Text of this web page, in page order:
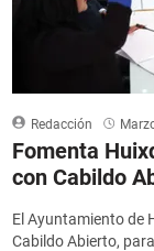
Redacción
Fomenta
con Cabildo
El Ayuntamiento de
Cabildo Abierto,